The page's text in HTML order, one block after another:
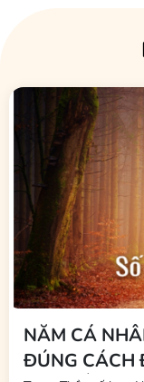
NĂM CÁ
ĐÚNG CÁCH